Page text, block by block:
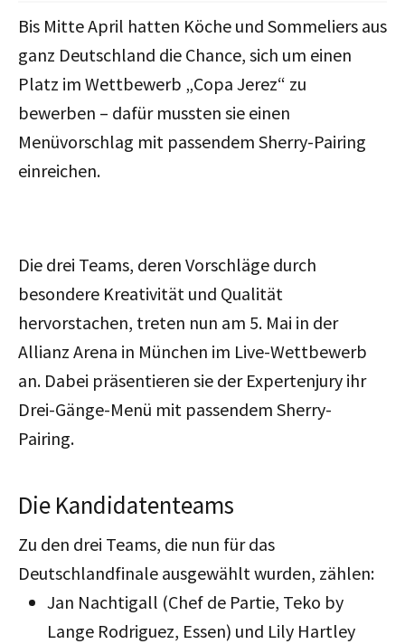
Bis Mitte April hatten Köche und Sommeliers aus
ganz Deutschland die Chance, sich um einen
Platz im Wettbewerb „Copa Jerez“ zu
bewerben – dafür mussten sie einen
Menüvorschlag mit passendem Sherry-Pairing
einreichen.
Die drei Teams, deren Vorschläge durch
besondere Kreativität und Qualität
hervorstachen, treten nun am 5. Mai in der
Allianz Arena in München im Live-Wettbewerb
an. Dabei präsentieren sie der Expertenjury ihr
Drei-Gänge-Menü mit passendem Sherry-
Pairing.
Die Kandidatenteams
Zu den drei Teams, die nun für das
Deutschlandfinale ausgewählt wurden, zählen:
Jan Nachtigall (Chef de Partie, Teko by
Lange Rodriguez, Essen) und Lily Hartley